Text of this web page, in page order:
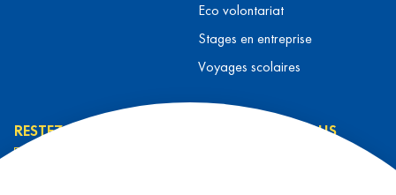
Eco volontariat
Stages en entreprise
Voyages scolaires
RESTEZ INFORMÉ CONTACTEZ-NOUS